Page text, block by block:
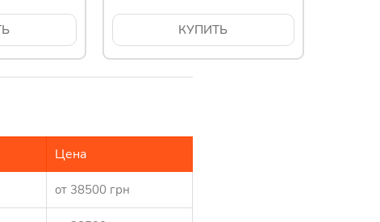
КУПИТЬ
Цeнa
от 38500 грн